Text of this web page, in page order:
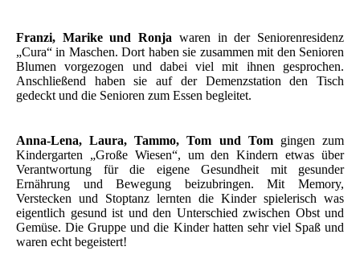
Franzi, Marike und Ronja waren in der Seniorenresidenz
„Cura“ in Maschen. Dort haben sie zusammen mit den Senioren
Blumen vorgezogen und dabei viel mit ihnen gesprochen.
Anschließend haben sie auf der Demenzstation den Tisch
gedeckt und die Senioren zum Essen begleitet.
Anna-Lena, Laura, Tammo, Tom und Tomgingen zum
Kindergarten „Große Wiesen“, um den Kindern etwas über
Verantwortung für die eigene Gesundheit mit gesunder
Ernährung und Bewegung beizubringen. Mit Memory,
Verstecken und Stoptanz lernten die Kinder spielerisch was
eigentlich gesund ist und den Unterschied zwischen Obst und
Gemüse. Die Gruppe und die Kinder hatten sehr viel Spaß und
waren echt begeistert!